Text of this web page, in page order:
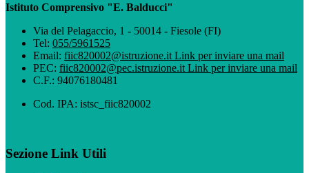
Istituto Comprensivo "E. Balducci"
Via del Pelagaccio, 1 - 50014 - Fiesole (FI)
Tel: 055/5961525
Email: fiic820002@istruzione.it Link per inviare una mail
PEC: fiic820002@pec.istruzione.it Link per inviare una mail
C.F.: 94076180481
Cod. IPA: istsc_fiic820002
Sezione Link Utili